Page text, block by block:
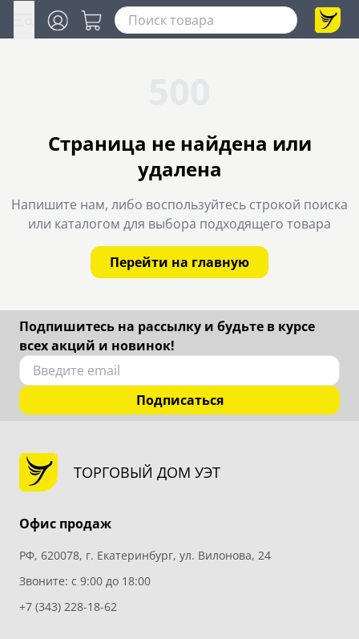
Страница не найдена или
удалена
Напишите нам, либо воспользуйтесь строкой поиска
или каталогом для выбора подходящего товара
Перейти на главную
Подпишитесь на рассылку и будьте в курсе
всех акций и новинок!
Подписаться
ТОРГОВЫЙ ДОМ УЭТ
Офис продаж
РФ, 620078, г. Екатеринбург, ул. Вилонова, 24
Звоните: с 9:00 до 18:00
+7 (343) 228-18-62